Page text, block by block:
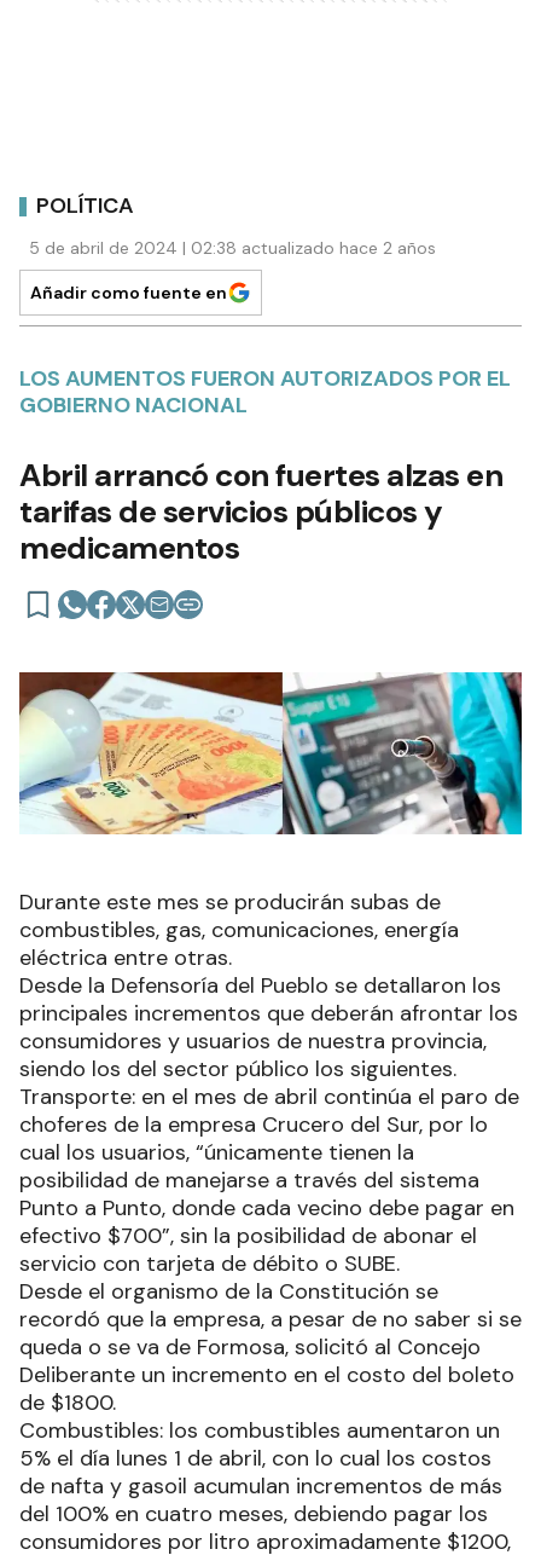
POLÍTICA
5 de abril de 2024 | 02:38 actualizado hace 2 años
Añadir como fuente en
LOS AUMENTOS FUERON AUTORIZADOS POR EL
GOBIERNO NACIONAL
Abril arrancó con fuertes alzas en
tarifas de servicios públicos y
medicamentos
Durante este mes se producirán subas de
combustibles, gas, comunicaciones, energía
eléctrica entre otras.
Desde la Defensoría del Pueblo se detallaron los
principales incrementos que deberán afrontar los
consumidores y usuarios de nuestra provincia,
siendo los del sector público los siguientes.
Transporte: en el mes de abril continúa el paro de
choferes de la empresa Crucero del Sur, por lo
cual los usuarios, “únicamente tienen la
posibilidad de manejarse a través del sistema
Punto a Punto, donde cada vecino debe pagar en
efectivo $700”, sin la posibilidad de abonar el
servicio con tarjeta de débito o SUBE.
Desde el organismo de la Constitución se
recordó que la empresa, a pesar de no saber si se
queda o se va de Formosa, solicitó al Concejo
Deliberante un incremento en el costo del boleto
de $1800.
Combustibles: los combustibles aumentaron un
5% el día lunes 1 de abril, con lo cual los costos
de nafta y gasoil acumulan incrementos de más
del 100% en cuatro meses, debiendo pagar los
consumidores por litro aproximadamente $1200,